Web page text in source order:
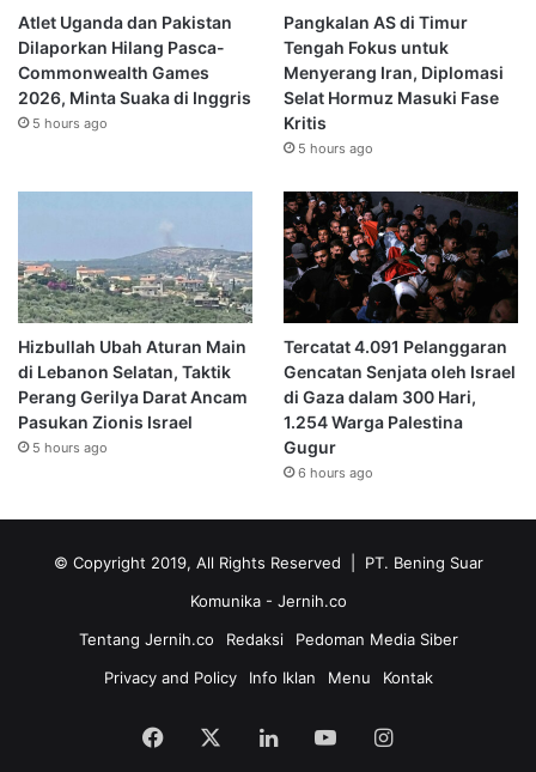
Atlet Uganda dan Pakistan
Dilaporkan Hilang Pasca-
Commonwealth Games
2026, Minta Suaka di Inggris
5 hours ago
Pangkalan AS di Timur
Tengah Fokus untuk
Menyerang Iran, Diplomasi
Selat Hormuz Masuki Fase
Kritis
5 hours ago
Hizbullah Ubah Aturan Main
di Lebanon Selatan, Taktik
Perang Gerilya Darat Ancam
Pasukan Zionis Israel
5 hours ago
Tercatat 4.091 Pelanggaran
Gencatan Senjata oleh Israel
di Gaza dalam 300 Hari,
1.254 Warga Palestina
Gugur
6 hours ago
© Copyright 2019, All Rights Reserved | PT. Bening Suar
Komunika - Jernih.co
Tentang Jernih.co
Redaksi
Pedoman Media Siber
Privacy and Policy
Info Iklan Menu Kontak
Facebook LinkedInYouTubeInstagram